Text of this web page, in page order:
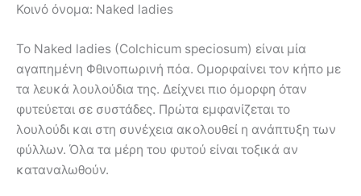
Κοινό όνομα: Naked ladies
Το Naked ladies (Colchicum speciosum) είναι μία
αγαπημένη Φθινοπωρινή πόα. Ομορφαίνει τον κήπο με
τα λευκά λουλούδια της. Δείχνει πιο όμορφη όταν
φυτεύεται σε συστάδες. Πρώτα εμφανίζεται το
λουλούδι και στη συνέχεια ακολουθεί η ανάπτυξη των
φύλλων. Όλα τα μέρη του φυτού είναι τοξικά αν
καταναλωθούν.